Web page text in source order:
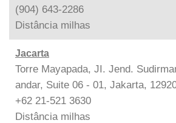
(904) 643-2286
Distância milhas
Jacarta
Torre Mayapada, JI. Jend.
andar, Suite 06 - 01, Jakarta,
+62 21-521 3630
Distância milhas